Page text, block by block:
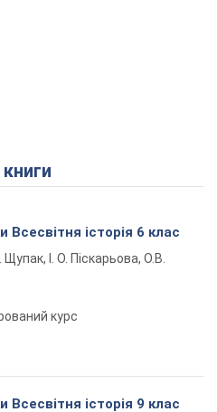
книги
Всесвітня історія 6 клас
Я. Щупак, І. О. Піскарьова, О.В.
курс
Всесвітня історія 9 клас